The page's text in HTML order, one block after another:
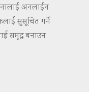
अनलाईन
सुसूचित गर्ने
समृद्ध बनाउन